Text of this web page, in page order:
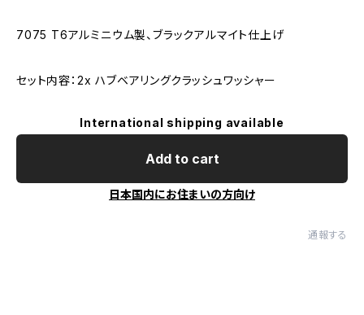
7075 T6アルミニウム製、ブラックアルマイト仕上げ
セット内容：2x ハブベアリングクラッシュワッシャー
International shipping available
Add to cart
日本国内にお住まいの方向け
通報する